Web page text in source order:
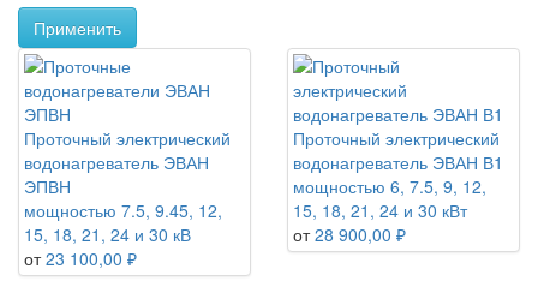
Применить
Проточный электрический
водонагреватель ЭВАН
ЭПВН
мощностью 7.5, 9.45, 12,
15, 18, 21, 24 и 30 кВ
от 23 100,00 ₽
Проточный электрический
водонагреватель ЭВАН В1
мощностью 6, 7.5, 9, 12,
15, 18, 21, 24 и 30 кВт
от 28 900,00 ₽